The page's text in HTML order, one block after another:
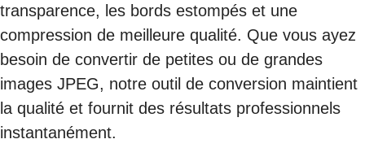
transparence, les bords estompés et une
compression de meilleure qualité. Que vous ayez
besoin de convertir de petites ou de grandes
images JPEG, notre outil de conversion maintient
la qualité et fournit des résultats professionnels
instantanément.